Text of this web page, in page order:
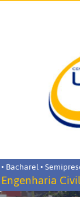
• Bacharel •
Engenharia